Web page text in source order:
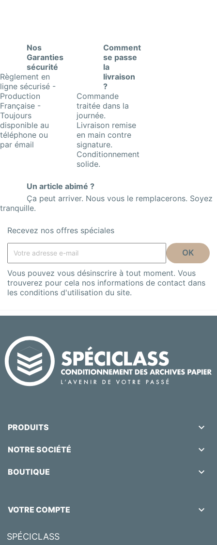
Nos
Garanties
sécurité
Règlement en
ligne sécurisé -
Production
Française -
Toujours
disponible au
téléphone ou
par émail
Comment
se passe
la
livraison
?
Commande
traitée dans la
journée.
Livraison remise
en main contre
signature.
Conditionnement
solide.
Un article abimé ?
Ça peut arriver. Nous vous le remplacerons. Soyez
tranquille.
Recevez nos offres spéciales
Vous pouvez vous désinscrire à tout moment. Vous
trouverez pour cela nos informations de contact dans
les conditions d'utilisation du site.
PRODUITS 
NOTRE SOCIÉTÉ 
BOUTIQUE 
VOTRE COMPTE 
SPÉCICLASS